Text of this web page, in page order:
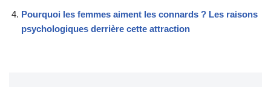
Pourquoi les femmes aiment les connards ? Les raisons
psychologiques derrière cette attraction